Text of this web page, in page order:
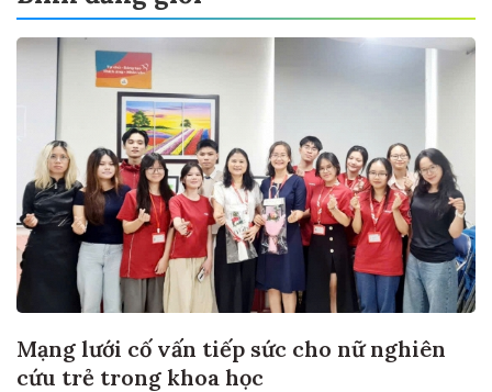
Mạng lưới cố vấn tiếp sức cho nữ nghiên
cứu trẻ trong khoa học